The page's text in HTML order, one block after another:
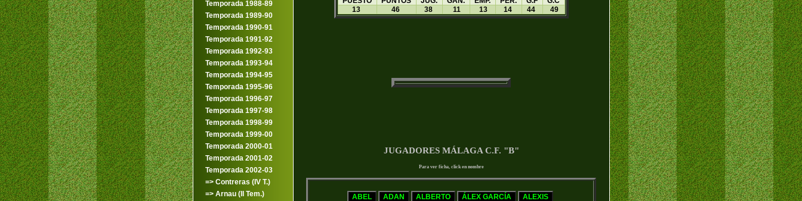
Temporada 1988-89
Temporada 1989-90
Temporada 1990-91
Temporada 1991-92
Temporada 1992-93
Temporada 1993-94
Temporada 1994-95
Temporada 1995-96
Temporada 1996-97
Temporada 1997-98
Temporada 1998-99
Temporada 1999-00
Temporada 2000-01
Temporada 2001-02
Temporada 2002-03
=> Contreras (IV T.)
=> Arnau (II Tem.)
13
46 38 11 13 14 44 49
JUGADORES MÁLAGA C.F. "B"
Para ver ficha, click en nombre